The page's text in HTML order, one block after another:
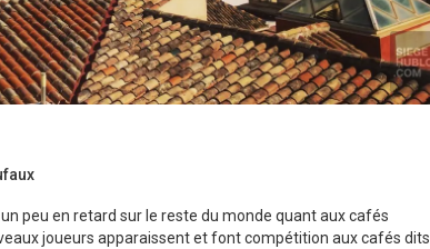
peu en retard sur le reste du monde quant aux cafés
joueurs apparaissent et font compétition aux cafés dits